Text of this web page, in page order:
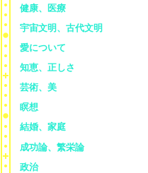
健康、医療
宇宙文明、古代文明
愛について
知恵、正しさ
芸術、美
瞑想
結婚、家庭
成功論、繁栄論
政治